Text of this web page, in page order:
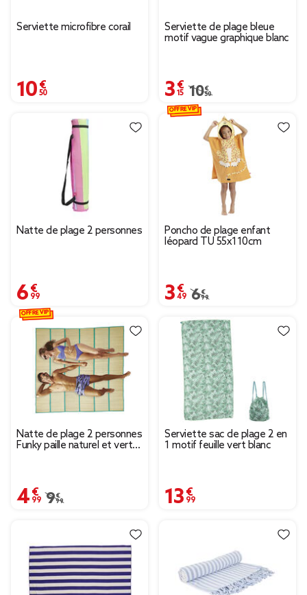
Serviette microfibre corail
10,50 €
Serviette de plage bleue
motif vague graphique blanc
3,15 €
Prix remisé de 10,50 €
10,50 €
Natte de plage 2 personnes
6,99 €
Poncho de plage enfant
léopard TU 55x110cm
3,49 €
Prix remisé de 6,99 €
6,99 €
OFFRE VIP
Natte de plage 2 personnes
Funky paille naturel et vert
4,99 €
Prix remisé de 9,99 € à 4,99 €
9,99 €
OFFRE VIP
Serviette sac de plage 2 en
1 motif feuille vert blanc
13,99 €